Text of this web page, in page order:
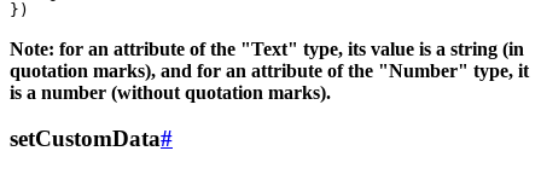
Note: for an attribute of the "Text" type, its value is a string (in
quotation marks), and for an attribute of the "Number" type, it
is a number (without quotation marks).
setCustomData#